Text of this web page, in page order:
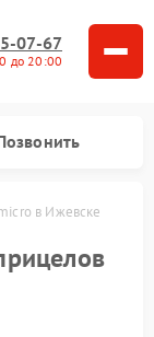
07-67
до 20:00
в Ижевске